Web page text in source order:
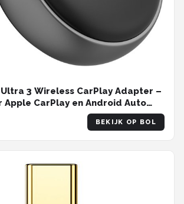
3 Wireless CarPlay Adapter –
Apple CarPlay en Android Auto
BEKIJK OP BOL